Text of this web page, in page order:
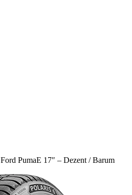
Ford PumaE 17″ – Dezent / Barum